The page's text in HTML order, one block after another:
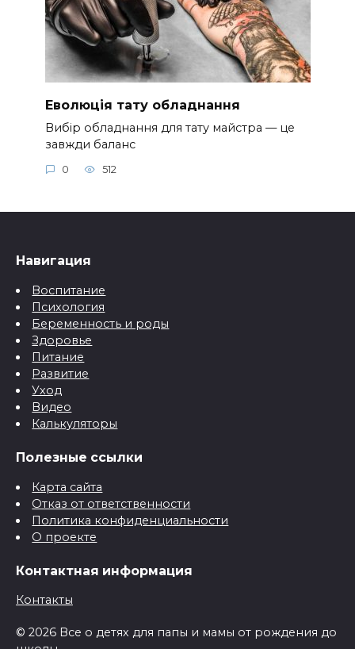
Еволюція тату обладнання
Вибір обладнання для тату майстра — це
завжди баланс
0 512
Навигация
Воспитание
Психология
Беременность и роды
Здоровье
Питание
Развитие
Уход
Видео
Калькуляторы
Полезные ссылки
Карта сайта
Отказ от ответственности
Политика конфиденциальности
О проекте
Контактная информация
Контакты
© 2026 Все о детях для папы и мамы от рождения до